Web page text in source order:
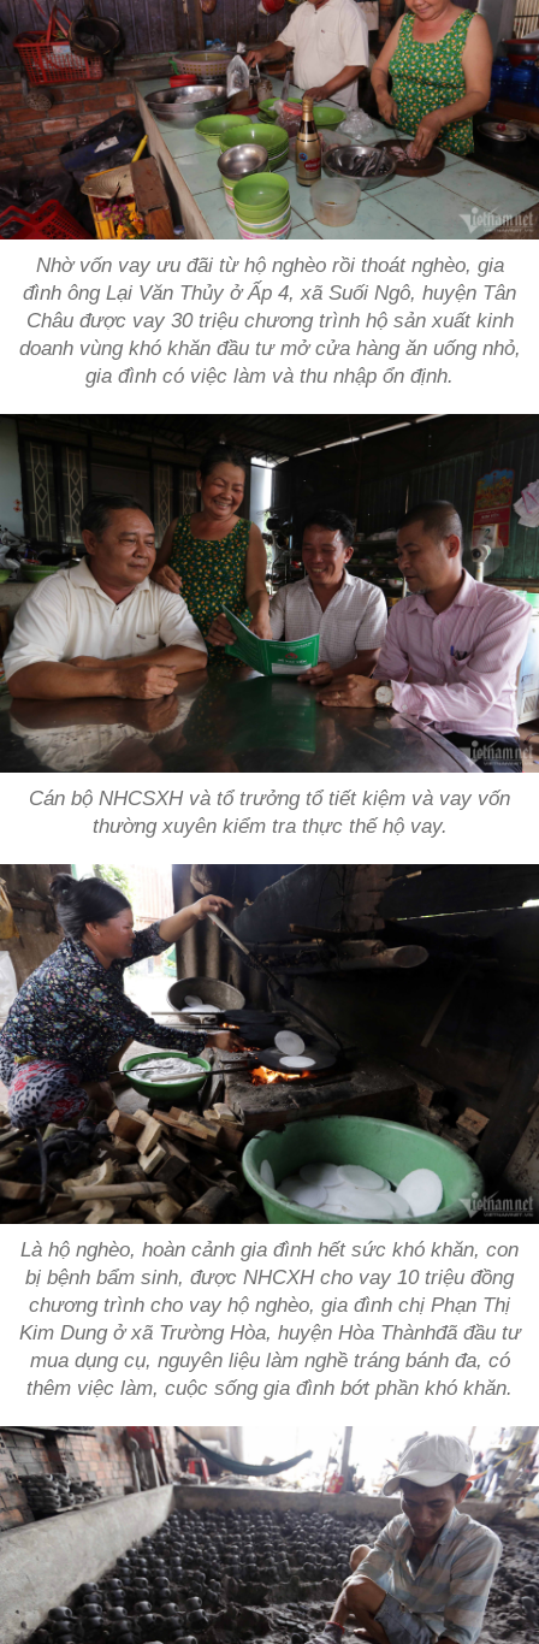
Nhờ vốn vay ưu đãi từ hộ nghèo rồi thoát nghèo, gia
đình ông Lại Văn Thủy ở Ấp 4, xã Suối Ngô, huyện Tân
Châu được vay 30 triệu chương trình hộ sản xuất kinh
doanh vùng khó khăn đầu tư mở cửa hàng ăn uống nhỏ,
gia đình có việc làm và thu nhập ổn định.
Cán bộ NHCSXH và tổ trưởng tổ tiết kiệm và vay vốn
thường xuyên kiểm tra thực thế hộ vay.
Là hộ nghèo, hoàn cảnh gia đình hết sức khó khăn, con
bị bệnh bẩm sinh, được NHCXH cho vay 10 triệu đồng
chương trình cho vay hộ nghèo, gia đình chị Phạn Thị
Kim Dung ở xã Trường Hòa, huyện Hòa Thànhđã đầu tư
mua dụng cụ, nguyên liệu làm nghề tráng bánh đa, có
thêm việc làm, cuộc sống gia đình bớt phần khó khăn.